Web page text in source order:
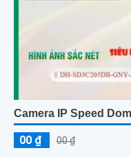
Camera IP Speed
00 ₫ 00 ₫